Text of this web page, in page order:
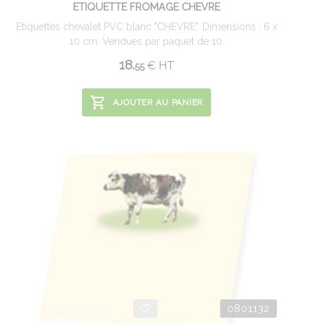
ETIQUETTE FROMAGE CHEVRE
Etiquettes chevalet PVC blanc "CHEVRE". Dimensions : 6 x
10 cm. Vendues par paquet de 10.
18.55 €HT
AJOUTER AU PANIER
0801132